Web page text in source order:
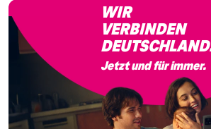
WIR
VERBINDEN
Jetzt und für immer.